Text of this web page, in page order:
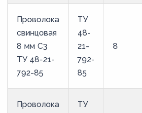
Проволока
свинцовая
8 мм С3
ТУ 48-21-
792-85
ТУ
48-
21-
792-
85
8
Проволока ТУ